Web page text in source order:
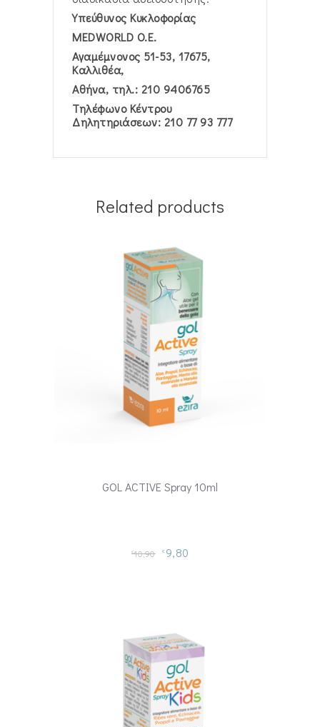
Υπεύθυνος Κυκλοφορίας
MEDWORLD Ο.Ε.
Αγαμέμνονος 51-53, 17675,
Καλλιθέα,
Αθήνα, τηλ.: 210 9406765
Τηλέφωνο Κέντρου
Δηλητηριάσεων: 210 77 93 777
Related products
GOL ACTIVE Spray 10ml
€10,90 € 9,80